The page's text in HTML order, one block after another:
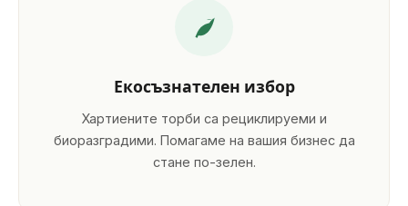
Екосъзнателен избор
Хартиените торби са рециклируеми и
биоразградими. Помагаме на вашия бизнес да
стане по-зелен.